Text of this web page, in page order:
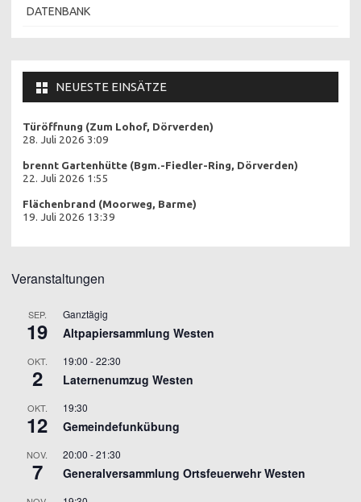
DATENBANK
NEUESTE EINSÄTZE
Türöffnung (Zum Lohof, Dörverden)
28. Juli 2026 3:09
brennt Gartenhütte (Bgm.-Fiedler-Ring, Dörverden)
22. Juli 2026 1:55
Flächenbrand (Moorweg, Barme)
19. Juli 2026 13:39
Veranstaltungen
SEP.
19
Ganztägig
Altpapiersammlung Westen
OKT.
2
19:00 -22:30
Laternenumzug Westen
OKT.
12
19:30
Gemeindefunkübung
NOV.
7
20:00 -21:30
Generalversammlung Ortsfeuerwehr Westen